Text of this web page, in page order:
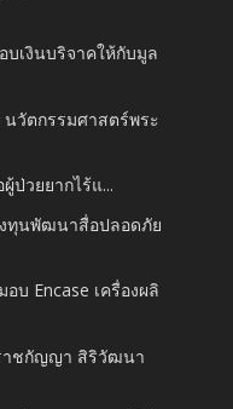
เงินบริจาคให้กับมูล
วัตกรรมศาสตร์พระ
ป่วยยากไร้​แ...
ทุนพัฒนาสื่อปลอดภัย
บ Encase เครื่องผลิ
าชกัญญา สิริวัฒนา